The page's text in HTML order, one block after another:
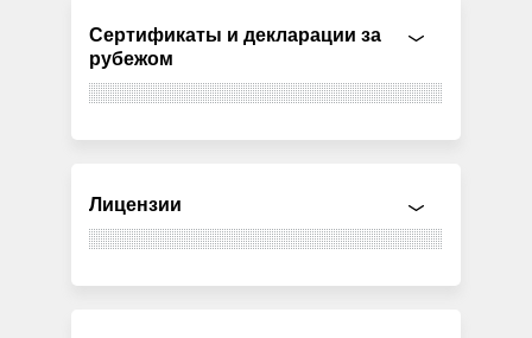
Сертификаты и декларации за
рубежом
Лицензии